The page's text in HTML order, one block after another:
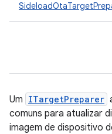
Um ITargetPreparer
comuns para atualizar
imagem de dispositivo